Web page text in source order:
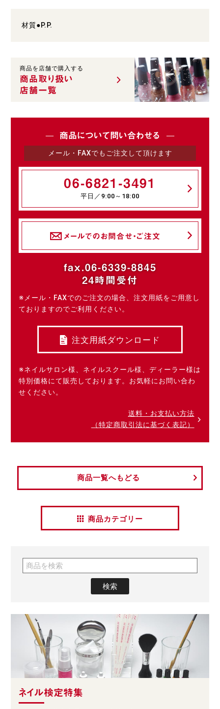
材質●P.P.
商品を店舗で購入する
商品取り扱い
店舗一覧
商品について問い合わせる
メール・FAXでもご注文して頂けます
06-6821-3491
平日／9:00～18:00
メールでのお問合せ・ご注文
fax.06-6339-8845
24時間受付
※メール・FAXでのご注文の場合、注文用紙をご用意し
ておりますのでご利用ください。
注文用紙ダウンロード
※ネイルサロン様、ネイルスクール様、ディーラー様は
特別価格にて販売しております。お気軽にお問い合わ
せください。
送料・お支払い方法
（特定商取引法に基づく表記）
商品一覧へもどる
商品カテゴリー
ネイル検定特集